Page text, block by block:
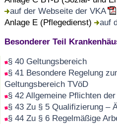
auf der Webseite der VKA
Anlage E (Pflegedienst)
auf
Besonderer Teil
§ 40 Geltungsbereich
§ 41 Besondere Regelung
Geltungsbereich TVöD
§ 42 Allgemeine Pflichten
§ 43 Zu § 5 Qualifizierung –
§ 44 Zu § 6 Regelmäßige